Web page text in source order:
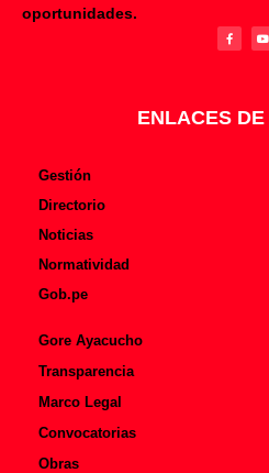
oportunidades.
c
e
b
u
t
u
ENLACES
Gestión
Directorio
Noticias
Normatividad
Gob.pe
Gore Ayacucho
Transparencia
Marco Legal
Convocatorias
Obras